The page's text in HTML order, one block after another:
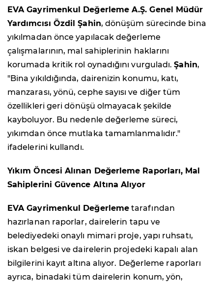
EVA Gayrimenkul Değerleme A.Ş. Genel Müdür
Yardımcısı Özdil Şahin, dönüşüm sürecinde bina
yıkılmadan önce yapılacak değerleme
çalışmalarının, mal sahiplerinin haklarını
korumada kritik rol oynadığını vurguladı.Şahin,
"Bina yıkıldığında, dairenizin konumu, katı,
manzarası, yönü, cephe sayısı ve diğer tüm
özellikleri geri dönüşü olmayacak şekilde
kayboluyor. Bu nedenle değerleme süreci,
yıkımdan önce mutlaka tamamlanmalıdır."
ifadelerini kullandı.
Yıkım Öncesi Alınan Değerleme Raporları, Mal
Sahiplerini Güvence Altına Alıyor
EVA Gayrimenkul Değerleme tarafından
hazırlanan raporlar, dairelerin tapu ve
belediyedeki onaylı mimari proje, yapı ruhsatı,
iskan belgesi ve dairelerin projedeki kapalı alan
bilgilerini kayıt altına alıyor. Değerleme raporları
ayrıca, binadaki tüm dairelerin konum, yön,